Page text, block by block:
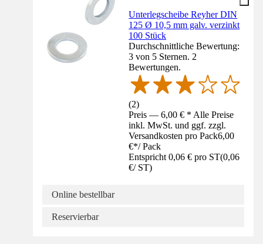
Unterlegscheibe Reyher DIN
125 Ø 10,5 mm galv. verzinkt
100 Stück
Durchschnittliche Bewertung:
3 von 5 Sternen. 2
Bewertungen.
(2)
Preis — 6,00 € * Alle Preise
inkl. MwSt. und ggf. zzgl.
Versandkosten pro Pack6,00
€*/ Pack
Entspricht 0,06 € pro ST(0,06
€/ ST)
Online bestellbar
Reservierbar